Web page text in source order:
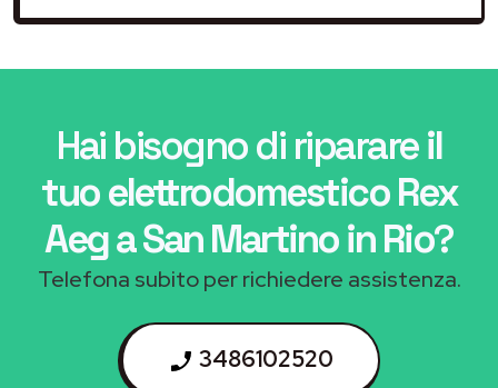
Hai bisogno di riparareil
tuo elettrodomestico Rex
Aeg a San Martino in Rio?
Telefona subito per richiedere assistenza.
3486102520